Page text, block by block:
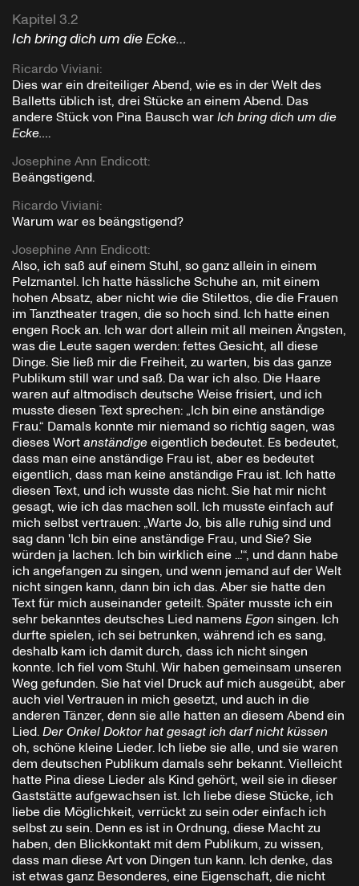
Kapitel 3.2
Ich bring dich um die Ecke…
Ricardo Viviani:
Dies war ein dreiteiliger Abend, wie es in der Welt des
Balletts üblich ist, drei Stücke an einem Abend. Das
andere Stück von Pina Bausch warIch bring dich um die
Ecke….
Josephine Ann Endicott:
Beängstigend.
Ricardo Viviani:
Warum war es beängstigend?
Josephine Ann Endicott:
Also, ich saß auf einem Stuhl, so ganz allein in einem
Pelzmantel. Ich hatte hässliche Schuhe an, mit einem
hohen Absatz, aber nicht wie die Stilettos, die die Frauen
im Tanztheater tragen, die so hoch sind. Ich hatte einen
engen Rock an. Ich war dort allein mit all meinen Ängsten,
was die Leute sagen werden: fettes Gesicht, all diese
Dinge. Sie ließ mir die Freiheit, zu warten, bis das ganze
Publikum still war und saß. Da war ich also. Die Haare
waren auf altmodisch deutsche Weise frisiert, und ich
musste diesen Text sprechen: „Ich bin eine anständige
Frau.“ Damals konnte mir niemand so richtig sagen, was
dieses Wortanständigeeigentlich bedeutet. Es bedeutet,
dass man eine anständige Frau ist, aber es bedeutet
eigentlich, dass man keine anständige Frau ist. Ich hatte
diesen Text, und ich wusste das nicht. Sie hat mir nicht
gesagt, wie ich das machen soll. Ich musste einfach auf
mich selbst vertrauen: „Warte Jo, bis alle ruhig sind und
sag dann 'Ich bin eine anständige Frau, und Sie? Sie
würden ja lachen. Ich bin wirklich eine ...'“, und dann habe
ich angefangen zu singen, und wenn jemand auf der Welt
nicht singen kann, dann bin ich das. Aber sie hatte den
Text für mich auseinander geteilt. Später musste ich ein
sehr bekanntes deutsches Lied namensEgon singen. Ich
durfte spielen, ich sei betrunken, während ich es sang,
deshalb kam ich damit durch, dass ich nicht singen
konnte. Ich fiel vom Stuhl. Wir haben gemeinsam unseren
Weg gefunden. Sie hat viel Druck auf mich ausgeübt, aber
auch viel Vertrauen in mich gesetzt, und auch in die
anderen Tänzer, denn sie alle hatten an diesem Abend ein
Lied.Der Onkel Doktor hat gesagt ich darf nicht küssen
oh, schöne kleine Lieder. Ich liebe sie alle, und sie waren
dem deutschen Publikum damals sehr bekannt. Vielleicht
hatte Pina diese Lieder als Kind gehört, weil sie in dieser
Gaststätte aufgewachsen ist. Ich liebe diese Stücke, ich
liebe die Möglichkeit, verrückt zu sein oder einfach ich
selbst zu sein. Denn es ist in Ordnung, diese Macht zu
haben, den Blickkontakt mit dem Publikum, zu wissen,
dass man diese Art von Dingen tun kann. Ich denke, das
ist etwas ganz Besonderes, eine Eigenschaft, die nicht